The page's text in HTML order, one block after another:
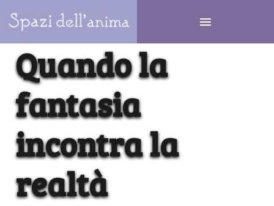
Quando la
fantasia
incontra la
realtà